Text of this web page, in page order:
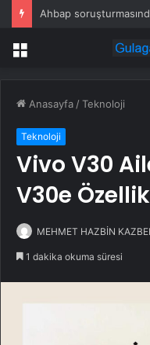
Menü
Anasayfa /Teknoloji
Teknoloji
Vivo V30
V30e
MEHMET HAZBİN
1 dakika okuma süresi